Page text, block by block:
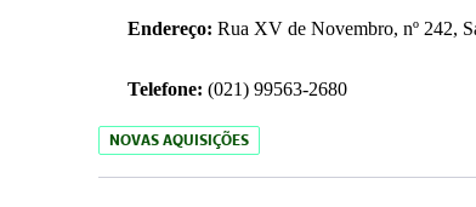
Endereço: Rua XV de Novembro, nº 242,
Telefone: (021) 99563-2680
NOVAS AQUISIÇÕES